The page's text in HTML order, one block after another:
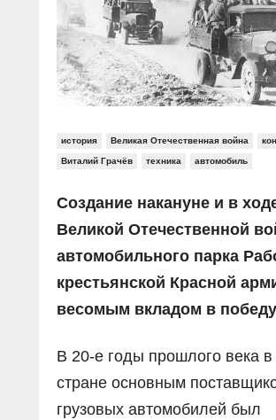
Социальные ролики
Документальные фильмы
Прямой разговор
В знании сила
Специальный репортаж
КиберПОСТОВОЙ
Газета «Щит и меч»
Журнал «Полиция России»
О ПОРТАЛЕ
Контакты
Вакансии
история Великая Отечественная война
Виталий Грачёв техника автомобиль
Создание накануне и в
Великой Отечественной
автомобильного парка
крестьянской Красной
весомым вкладом в
В 20-е годы прошлого века
стране основным
грузовых автомобилей был